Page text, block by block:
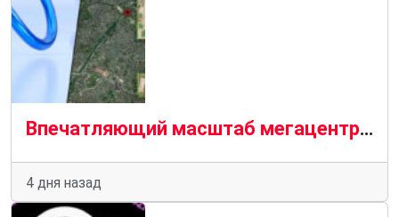
Впечатляющий масштаб мегацентра метаданных на спутниковом снимке над Парижем
4 дня назад